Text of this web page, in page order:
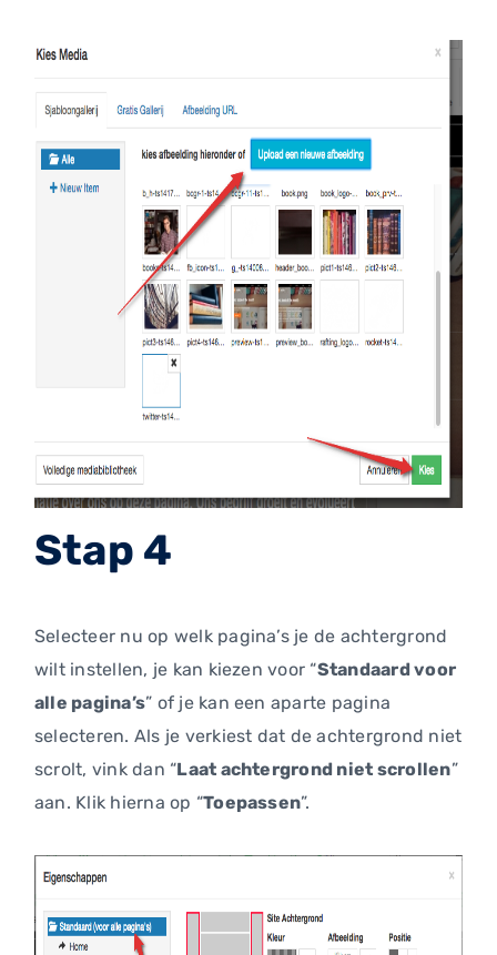
Stap 4
Selecteer nu op welk pagina’s je de achtergrond
wilt instellen, je kan kiezen voor “Standaard voor
alle pagina’s” of je kan een aparte pagina
selecteren. Als je verkiest dat de achtergrond niet
scrolt, vink dan “Laat achtergrond niet scrollen”
aan. Klik hierna op “Toepassen”.